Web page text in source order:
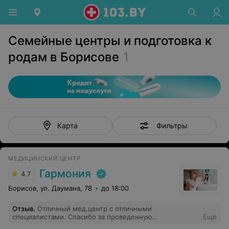
Семейные центры и подготовка к
родам в Борисове 1
Карта Фильтры
МЕДИЦИНСКИЙ ЦЕНТР
4.7 Гармония
Борисов, ул. Даумана, 78 до 18:00
Отзыв. Отличный мед.центр с отличными
специалистами. Спасибо за проведенную
Еще